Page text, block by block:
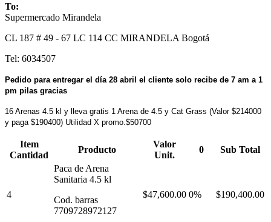
To:
Supermercado Mirandela
CL 187 # 49 - 67 LC 114 CC MIRANDELA Bogotá
Tel: 6034507
Pedido para entregar el día 28 abril el cliente solo recibe de 7 am a 1
pm pilas gracias
16 Arenas 4.5 kl y lleva gratis 1 Arena de 4.5 y Cat Grass (Valor $214000
y paga $190400) Utilidad X promo.$50700
Item
Cantidad
Producto
Valor
Unit.
0 Sub Total
4
Paca de Arena
Sanitaria 4.5 kl
Cod. barras
7709728972127
$47,600.00 0% $190,400.00